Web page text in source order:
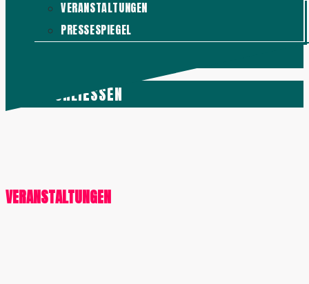
VERANSTALTUNGEN
PRESSESPIEGEL
SCHLIESSEN
VERANSTALTUNGEN